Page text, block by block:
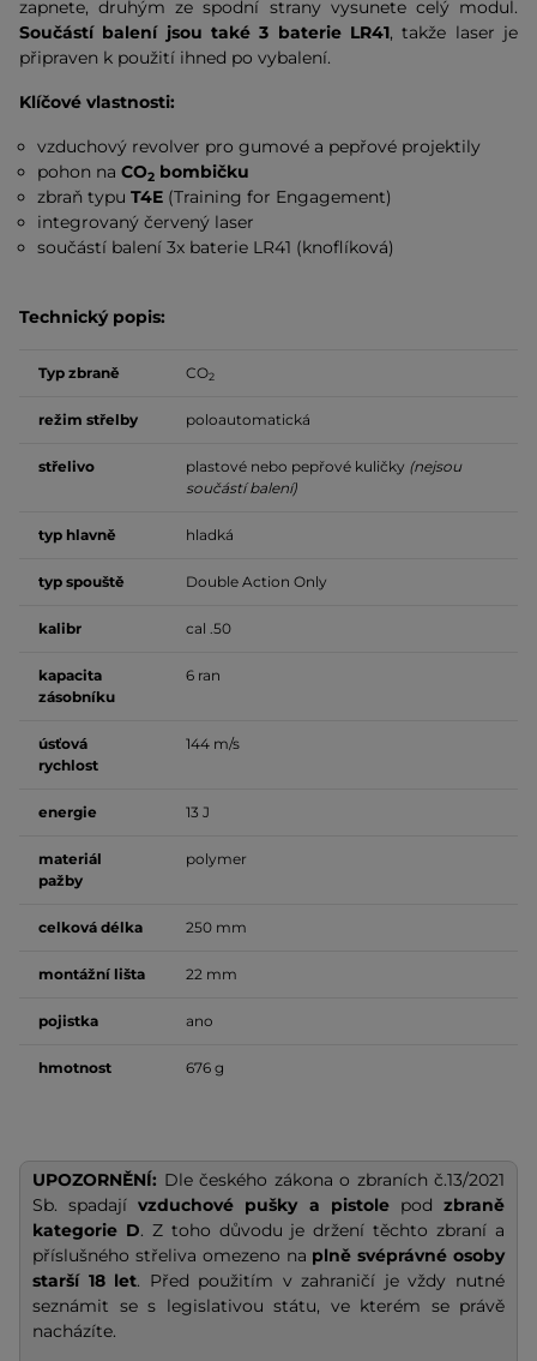
zapnete, druhým ze spodní strany vysunete celý modul.
Součástí balení jsou také 3 baterie LR41, takže laser je
připraven k použití ihned po vybalení.
Klíčové vlastnosti:
vzduchový revolver pro gumové a pepřové projektily
pohon na CO2 bombičku
zbraň typuT4E (Training for Engagement)
integrovaný červený laser
součástí balení 3x baterie LR41 (knoflíková)
Technický popis:
Typ zbraně CO2
režim střelby poloautomatická
střelivo plastové nebo pepřové kuličky (nejsou
součástí balení)
typ hlavně hladká
typ spouště Double Action Only
kalibr cal .50
kapacita
zásobníku
6 ran
úsťová
rychlost
144 m/s
energie 13 J
materiál
pažby
polymer
celková délka 250 mm
montážní lišta 22 mm
pojistka ano
hmotnost 676 g
UPOZORNĚNÍ: Dle českého zákona o zbraních č.13/2021
Sb. spadajívzduchové pušky a pistolepodzbraně
kategorie D. Z toho důvodu je držení těchto zbraní a
příslušného střeliva omezeno na plně svéprávné osoby
starší 18 let. Před použitím v zahraničí je vždy nutné
seznámit se s legislativou státu, ve kterém se právě
nacházíte.